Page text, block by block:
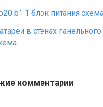
b1 1 блок питания схема
в стенах
комментарии